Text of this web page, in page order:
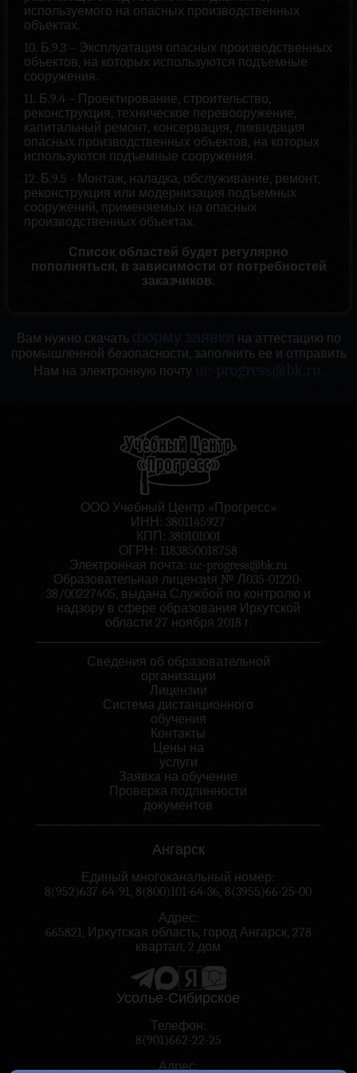
используемого на опасных производственных
объектах.
10. Б.9.3 – Эксплуатация опасных производственных
объектов, на которых используются подъемные
сооружения.
11. Б.9.4 – Проектирование, строительство,
реконструкция, техническое перевооружение,
капитальный ремонт, консервация, ликвидация
опасных производственных объектов, на которых
используются подъемные сооружения.
12. Б.9.5 - Монтаж, наладка, обслуживание, ремонт,
реконструкция или модернизация подъемных
сооружений, применяемых на опасных
производственных объектах.
Список областей будет регулярно
пополняться, в зависимости от потребностей
заказчиков.
Вам нужно скачать форму заявки
на аттестацию по
промышленной безопасности, заполнить ее и отправить
Нам на электронную почту
uc-progress@bk.ru.
ООО Учебный Центр «Прогресс»
ИНН: 3801145927
КПП: 380101001
ОГРН: 1183850018758
Электронная почта: uc-progress@bk.ru
Образовательная лицензия № Л035-01220-
38/00227405, выдана Службой по контролю и
надзору в сфере образования Иркутской
области 27 ноября 2018 г.
Сведения об образовательной
организации
Лицензии
Система дистанционного
обучения
Контакты
Цены на
услуги
Заявка на обучение
Проверка подлинности
документов
Ангарск
Единый многоканальный номер:
8(952)637-64-91, 8(800)101-64-36, 8(3955)66-25-00
Адрес:
665821, Иркутская область, город Ангарск, 278
квартал, 2 дом
Усолье-Сибирское
Телефон:
8(901)662-22-25
Адрес: